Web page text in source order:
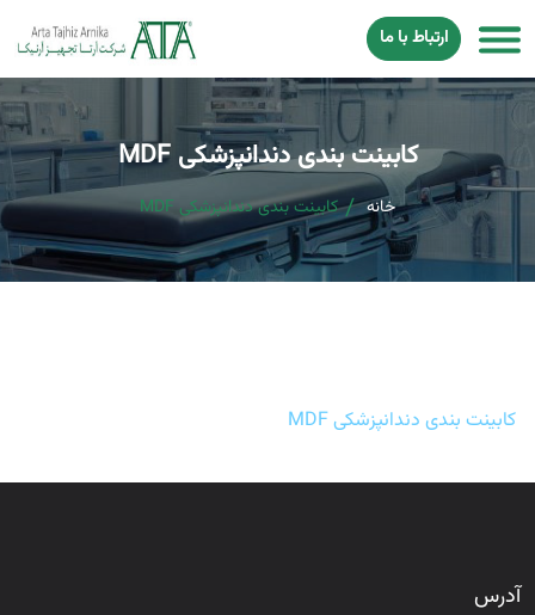
ارتباط با ما
کابینت بندی دندانپزشکی MDF
خانه کابینت بندی دندانپزشکی MDF
کابینت بندی دندانپزشکی MDF
آدرس